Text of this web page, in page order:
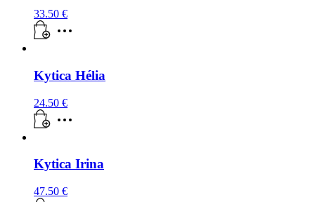
33.50 €
Kytica Hélia
24.50 €
Kytica Irina
47.50 €